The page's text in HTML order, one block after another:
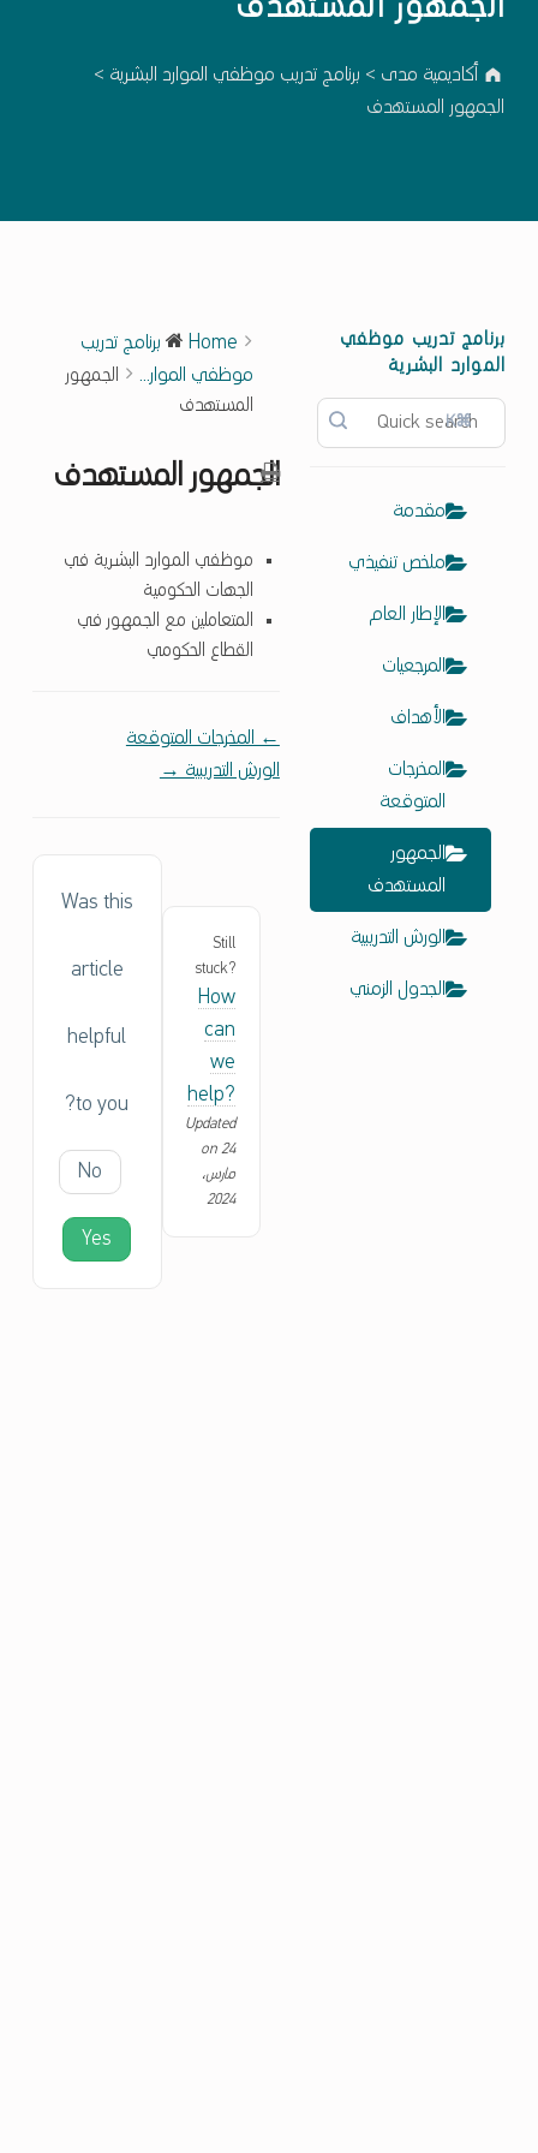
الجمهور المستهدف
أكاديمية مدى > برنامج تدريب موظفي الموارد البشرية >
الجمهور المستهدف
برنامج تدريب موظفي
الموارد البشرية
⌘K
مقدمة
ملخص تنفيذي
الإطار العام
المرجعيات
الأهداف
المخرجات
المتوقعة
الجمهور
المستهدف
الورش التدريبية
الجدول الزمني
Home
برنامج تدريب
موظفي الموار...
الجمهور
المستهدف
الجمهور المستهدف
موظفي الموارد البشرية في
الجهات الحكومية
المتعاملين مع الجمهور في
القطاع الحكومي
Doc navigation
← المخرجات المتوقعة
الورش التدريبية →
Still
stuck?
How
can
we
help?
Updated
on 24
مارس،
2024
Was this
article
helpful
to you?
No
Yes